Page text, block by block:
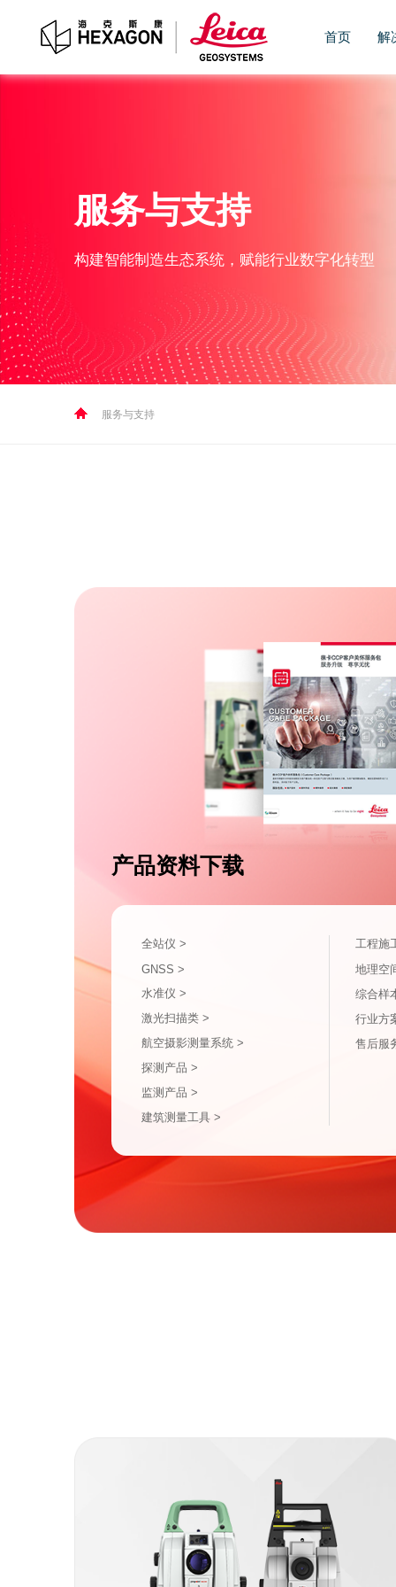
首页 解
服务与支持
构建智能制造生态系统，赋能行业数字化转型
服务与支持
产品资料下载
全站仪 >
GNSS >
水准仪 >
激光扫描类 >
航空摄影测量系统 >
探测产品 >
监测产品 >
建筑测量工具 >
工程施
地理空
综合样
行业方
售后服